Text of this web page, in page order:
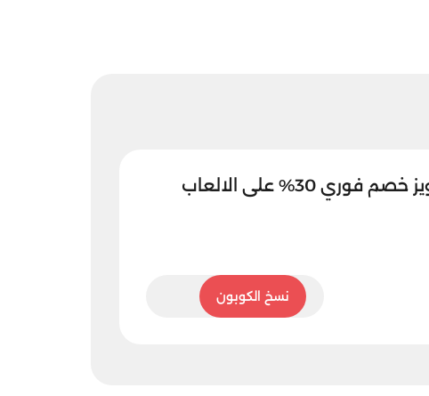
كود خصم يلا تويز خصم فوري 30% على الالعاب
PF30
نسخ الكوبون